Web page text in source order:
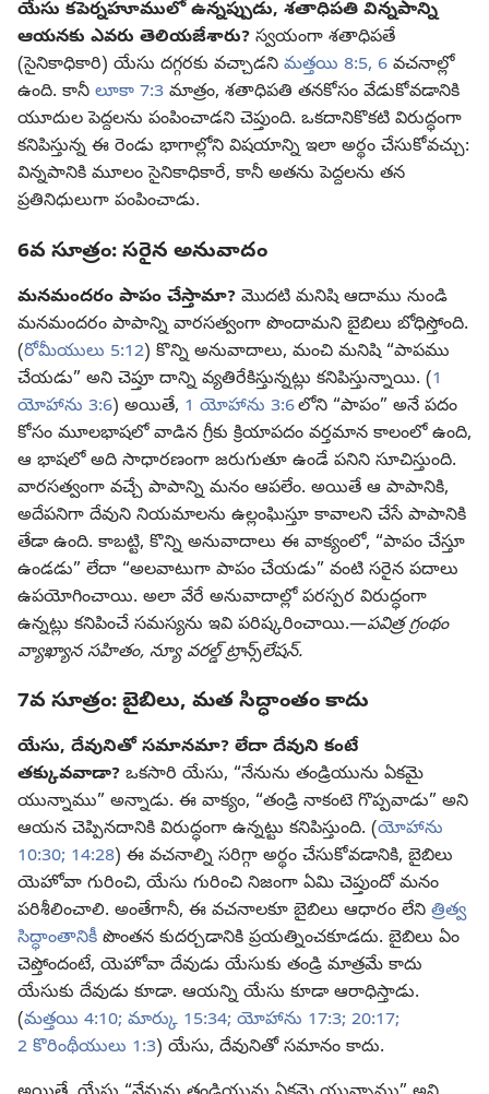
యేసు కపెర్నహూములో ఉన్నప్పుడు, శతాధిపతి విన్నపాన్ని
ఆయనకు ఎవరు తెలియజేశారు? స్వయంగా శతాధిపతే
(సైనికాధికారి) యేసు దగ్గరకు వచ్చాడని మత్తయి 8:5, 6 వచనాల్లో
ఉంది. కానీ లూకా 7:3 మాత్రం, శతాధిపతి తనకోసం వేడుకోవడానికి
యూదుల పెద్దలను పంపించాడని చెప్తుంది. ఒకదానికొకటి విరుద్ధంగా
కనిపిస్తున్న ఈ రెండు భాగాల్లోని విషయాన్ని ఇలా అర్థం చేసుకోవచ్చు:
విన్నపానికి మూలం సైనికాధికారే, కానీ అతను పెద్దలను తన
ప్రతినిధులుగా పంపించాడు.
6వ సూత్రం: సరైన అనువాదం
మనమందరం పాపం చేస్తామా? మొదటి మనిషి ఆదాము నుండి
మనమందరం పాపాన్ని వారసత్వంగా పొందామని బైబిలు బోధిస్తోంది.
(రోమీయులు 5:12) కొన్ని అనువాదాలు, మంచి మనిషి “పాపము
చేయడు” అని చెప్తూ దాన్ని వ్యతిరేకిస్తున్నట్లు కనిపిస్తున్నాయి. (1
యోహాను 3:6) అయితే, 1 యోహాను 3:6లోని “పాపం” అనే పదం
కోసం మూలభాషలో వాడిన గ్రీకు క్రియాపదం వర్తమాన కాలంలో ఉంది,
ఆ భాషలో అది సాధారణంగా జరుగుతూ ఉండే పనిని సూచిస్తుంది.
వారసత్వంగా వచ్చే పాపాన్ని మనం ఆపలేం. అయితే ఆ పాపానికి,
అదేపనిగా దేవుని నియమాలను ఉల్లంఘిస్తూ కావాలని చేసే పాపానికి
తేడా ఉంది. కాబట్టి, కొన్ని అనువాదాలు ఈ వాక్యంలో, “పాపం చేస్తూ
ఉండడు” లేదా “అలవాటుగా పాపం చేయడు” వంటి సరైన పదాలు
ఉపయోగించాయి. అలా వేరే అనువాదాల్లో పరస్పర విరుద్ధంగా
ఉన్నట్లు కనిపించే సమస్యను ఇవి పరిష్కరించాయి.—పవిత్ర గ్రంథం
వ్యాఖ్యాన సహితం, న్యూ వరల్డ్‌ ట్రాన్స్‌లేషన్‌.
7వ సూత్రం: బైబిలు, మత సిద్ధాంతం కాదు
యేసు, దేవునితో సమానమా? లేదా దేవుని కంటే
తక్కువవాడా? ఒకసారి యేసు, “నేనును తండ్రియును ఏకమై
యున్నాము” అన్నాడు. ఈ వాక్యం, “తండ్రి నాకంటె గొప్పవాడు” అని
ఆయన చెప్పినదానికి విరుద్ధంగా ఉన్నట్టు కనిపిస్తుంది. (యోహాను
10:30; 14:28) ఈ వచనాల్ని సరిగ్గా అర్థం చేసుకోవడానికి, బైబిలు
యెహోవా గురించి, యేసు గురించి నిజంగా ఏమి చెప్తుందో మనం
పరిశీలించాలి. అంతేగానీ, ఈ వచనాలకూ బైబిలు ఆధారం లేని త్రిత్వ
సిద్ధాంతానికీ పొంతన కుదర్చడానికి ప్రయత్నించకూడదు. బైబిలు ఏం
చెప్తోందంటే, యెహోవా దేవుడు యేసుకు తండ్రి మాత్రమే కాదు
యేసుకు దేవుడు కూడా. ఆయన్ని యేసు కూడా ఆరాధిస్తాడు.
(మత్తయి 4:10; మార్కు 15:34; యోహాను 17:3; 20:17;
2 కొరింథీయులు 1:3) యేసు, దేవునితో సమానం కాదు.